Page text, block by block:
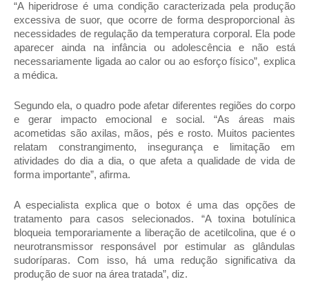
“A hiperidrose é uma condição caracterizada pela produção
excessiva de suor, que ocorre de forma desproporcional às
necessidades de regulação da temperatura corporal. Ela pode
aparecer ainda na infância ou adolescência e não está
necessariamente ligada ao calor ou ao esforço físico”, explica
a médica.
Segundo ela, o quadro pode afetar diferentes regiões do corpo
e gerar impacto emocional e social. “As áreas mais
acometidas são axilas, mãos, pés e rosto. Muitos pacientes
relatam constrangimento, insegurança e limitação em
atividades do dia a dia, o que afeta a qualidade de vida de
forma importante”, afirma.
A especialista explica que o botox é uma das opções de
tratamento para casos selecionados. “A toxina botulínica
bloqueia temporariamente a liberação de acetilcolina, que é o
neurotransmissor responsável por estimular as glândulas
sudoríparas. Com isso, há uma redução significativa da
produção de suor na área tratada”, diz.